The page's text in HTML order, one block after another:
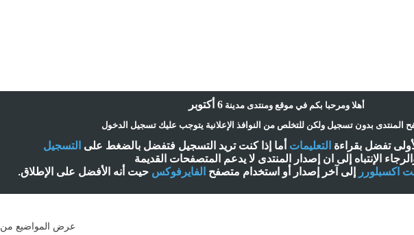
أهلا ومرحبا بكم في موقع ومنتدى مدينة6 أكتوبر
المنتدى بدون تسجيل ولكن للتخلص من النوافذ الإعلانية يتوجب عليك تسجيل الدخول
تفضل بقراءة التعليمات ما إذا كنت تريد التسجيل فتفضل بالضغط على التسجيل
الإنتباه إلى ان إصدار المنتدى لا يدعم المتصفحات القديمة
اكسبلورر إلى آخر إصدار أو استخدام متصفح الفايرفوكس حيت أنه الأفضل على الإطلاق.
عرض المواضيع من 1 إلى 4 من 4